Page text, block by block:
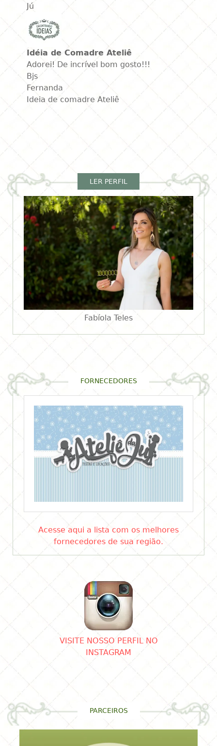
Jú
Idéia de Comadre Ateliê
Adorei! De incrível bom gosto!!!
Bjs
Fernanda
Ideia de comadre Ateliê
LER PERFIL
Fabíola Teles
FORNECEDORES
Acesse aqui a lista com os melhores
fornecedores de sua região.
VISITE NOSSO PERFIL NO
INSTAGRAM
PARCEIROS